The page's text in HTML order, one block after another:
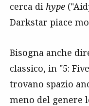
cerca di hype
Darkstar piace
Bisogna anche
classico, in "5:
trovano spazio
meno del genere